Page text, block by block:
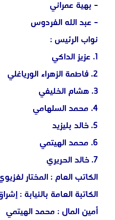
– ⁠بهية عمراني
– ⁠عبد الله الفردوس
نواب الرئيس :
1. عزيز الداكي
2. ⁠فاطمة الزهراء الورياغلي
3. ⁠هشام الخليفي
4. ⁠محمد السلهامي
5. ⁠خالد بليزيد
6. ⁠محمد الهيتمي
7. ⁠خالد الحريري
الكاتب العام : المختار
الكاتبة العامة بالنيابة :
أمين المال : محمد الهيتمي